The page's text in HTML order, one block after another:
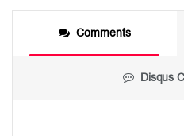
Comments
Disqus